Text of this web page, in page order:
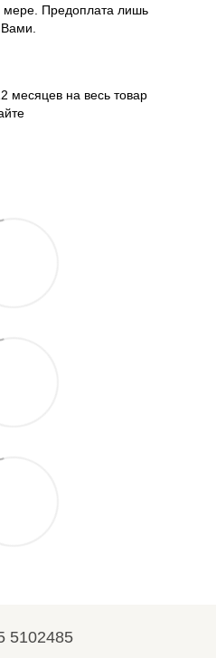
Предоплата лишь
месяцев на весь товар
5102485